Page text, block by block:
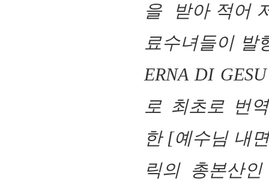
을
받아 적어
료수녀들이
ERNA DI
로 최초로 번
한 [예수님 내
릭의 총본산인